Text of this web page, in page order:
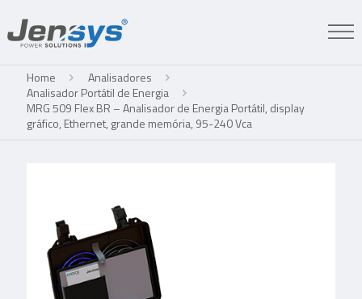
Home
Analisadores
Analisador Portátil de Energia
MRG 509 Flex BR – Analisador de Energia Portátil, display
gráfico, Ethernet, grande memória, 95-240 Vca